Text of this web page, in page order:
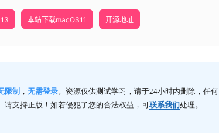
本站下载macOS11 开源地址
限制 ， 无需登录。资源仅供测试学习，请于24小时内删除，任何
支持正版！如若侵犯了您的合法权益，可联系我们处理。